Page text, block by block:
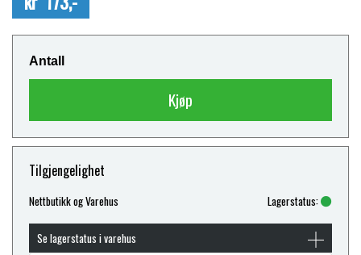
Antall
Kjøp
Tilgjengelighet
Nettbutikk og Varehus Lagerstatus:
Se lagerstatus i varehus